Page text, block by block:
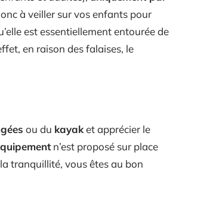
à veiller sur vos enfants pour
est essentiellement entourée de
en raison des falaises, le
ou du kayaket apprécier le
n’est proposé sur place
tranquillité, vous êtes au bon